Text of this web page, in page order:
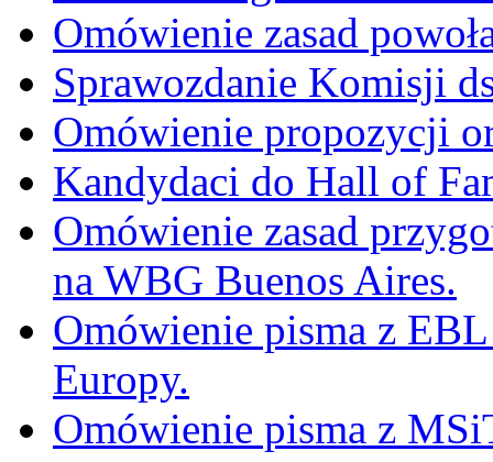
Omówienie zasad
Sprawozdanie Komisji
Omówienie propozycji
Kandydaci do Hall of
Omówienie zasad
na WBG Buenos Aires.
Omówienie pisma z
Europy.
Omówienie pisma z